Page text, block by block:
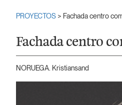
PROYECTOS > Fachada centro
Fachada centro
NORUEGA. Kristiansand